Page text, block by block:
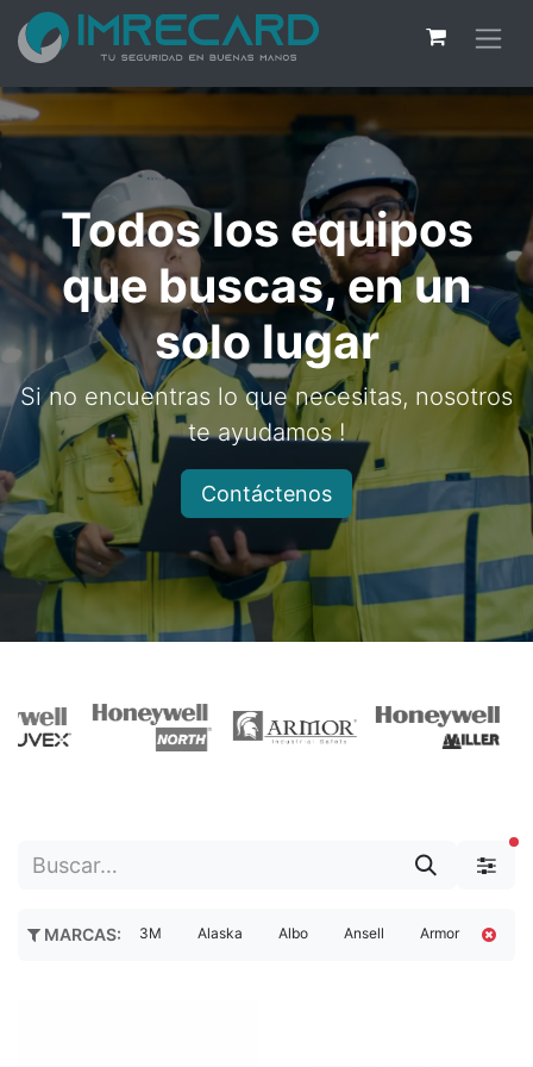
Todos los equipos
que buscas, en un
solo lugar
Si no encuentras lo que necesitas, nosotros
te ayudamos !
Contáctenos
MARCAS: 3M Alaska Albo Ansell Armor Arseg